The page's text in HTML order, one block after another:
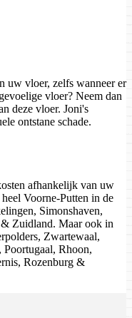
uw vloer, zelfs wanneer er
vloer? Neem dan
deze vloer. Joni's
ontstane schade.
afhankelijk van uw
Voorne-Putten in de
Simonshaven,
Zuidland. Maar ook in
Zwartewaal,
Rhoon,
Rozenburg &